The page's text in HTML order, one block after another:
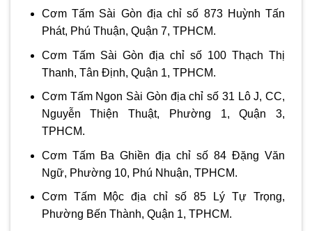
Cơm Tấm Sài Gòn địa chỉ số 873 Huỳnh Tấn
Phát, Phú Thuận, Quận 7, TPHCM.
Cơm Tấm Sài Gòn địa chỉ số 100 Thạch Thị
Thanh, Tân Định, Quận 1, TPHCM.
Cơm Tấm Ngon Sài Gòn địa chỉ số 31 Lô J, CC,
Nguyễn Thiện Thuật, Phường 1, Quận 3,
TPHCM.
Cơm Tấm Ba Ghiền địa chỉ số 84 Đặng Văn
Ngữ, Phường 10, Phú Nhuận, TPHCM.
Cơm Tấm Mộc địa chỉ số 85 Lý Tự Trọng,
Phường Bến Thành, Quận 1, TPHCM.